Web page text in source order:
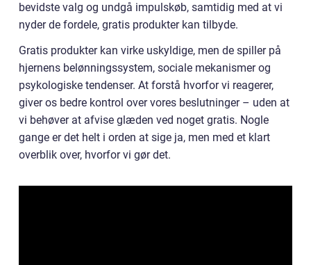
bevidste valg og undgå impulskøb, samtidig med at vi
nyder de fordele, gratis produkter kan tilbyde.
Gratis produkter kan virke uskyldige, men de spiller på
hjernens belønningssystem, sociale mekanismer og
psykologiske tendenser. At forstå hvorfor vi reagerer,
giver os bedre kontrol over vores beslutninger – uden at
vi behøver at afvise glæden ved noget gratis. Nogle
gange er det helt i orden at sige ja, men med et klart
overblik over, hvorfor vi gør det.